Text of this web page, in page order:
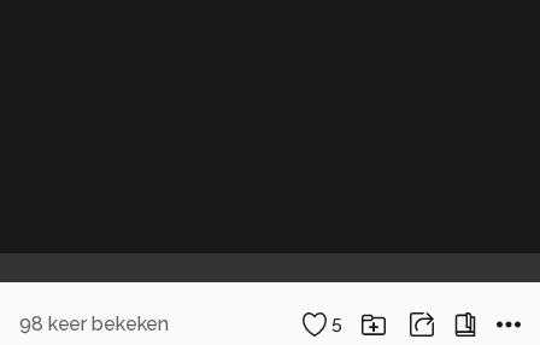
98 keer bekeken 5